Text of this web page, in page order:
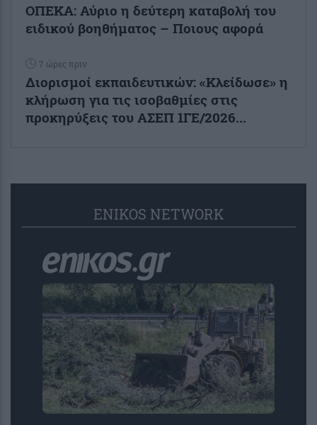
ΟΠΕΚΑ: Αύριο η δεύτερη καταβολή του
ειδικού βοηθήματος – Ποιους αφορά
7 ώρες πριν
Διορισμοί εκπαιδευτικών: «Κλείδωσε» η
κλήρωση για τις ισοβαθμίες στις
προκηρύξεις του ΑΣΕΠ 1ΓΕ/2026...
ENIKOS NETWORK